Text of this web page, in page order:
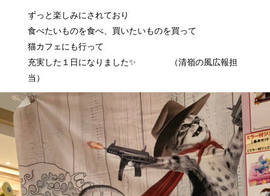
ずっと楽しみにされており
食べたいものを食べ、買いたいものを買って
猫カフェにも行って
充実した１日になりました✨ （清嶺の風広報担
当）